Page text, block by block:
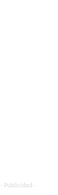
- Publicidad -